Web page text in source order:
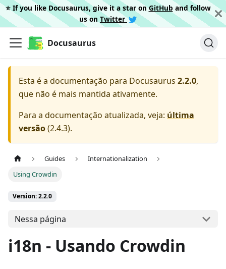
⭐️ If you like Docusaurus, give it a star onGitHub and follow
us on Twitter
Docusaurus
Esta é a documentação para Docusaurus 2.2.0,
que não é mais mantida ativamente.
Para a documentação atualizada, veja: última
versão(2.4.3).
Guides
Internationalization
Using Crowdin
Version: 2.2.0
Nessa página
i18n - Usando Crowdin